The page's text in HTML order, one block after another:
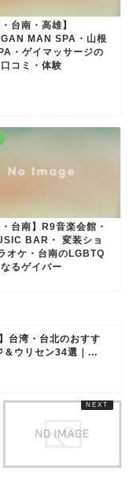
・台南・高雄】
MAN SPA・山根
・ゲイマッサージの
コミ・体験
・台南】R9音楽会館・
BAR・ 変装ショ
オケ・台南のLGBTQ
るゲイバー
台湾・台北のおすす
＆ウリセン34選｜...